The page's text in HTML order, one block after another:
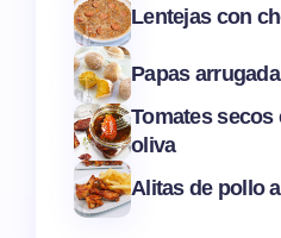
Lentejas con
Papas
Tomates secos
oliva
Alitas de pollo